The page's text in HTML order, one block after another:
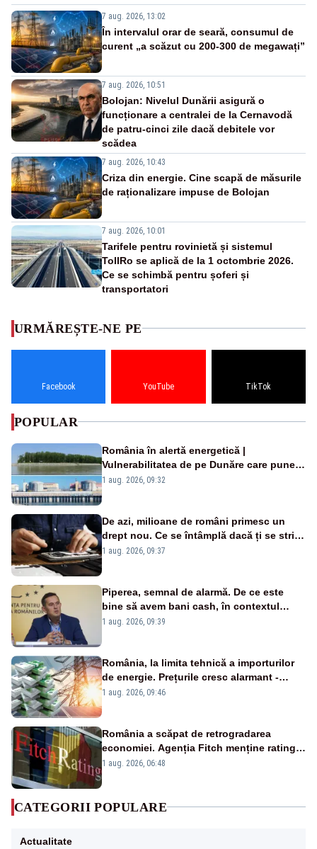
7 aug. 2026, 13:02
În intervalul orar de seară, consumul de
curent „a scăzut cu 200-300 de megawați”
7 aug. 2026, 10:51
Bolojan: Nivelul Dunării asigură o
funcționare a centralei de la Cernavodă
de patru-cinci zile dacă debitele vor
scădea
7 aug. 2026, 10:43
Criza din energie. Cine scapă de măsurile
de raționalizare impuse de Bolojan
7 aug. 2026, 10:01
Tarifele pentru rovinietă și sistemul
TollRo se aplică de la 1 octombrie 2026.
Ce se schimbă pentru șoferi și
transportatori
URMĂREȘTE-NE PE
Facebook YouTube TikTok
POPULAR
România în alertă energetică |
Vulnerabilitatea de pe Dunăre care pune
în pericol Centrala Cernavodă era
1 aug. 2026, 09:32
De azi, milioane de români primesc un
drept nou. Ce se întâmplă dacă ți se strică
un produs
1 aug. 2026, 09:37
Piperea, semnal de alarmă. De ce este
bine să avem bani cash, în contextul
alertei energetice?
1 aug. 2026, 09:39
România, la limita tehnică a importurilor
de energie. Prețurile cresc alarmant -
Analiză Realitatea Plus
1 aug. 2026, 09:46
România a scăpat de retrogradarea
economiei. Agenția Fitch menține ratingul
„BBB-” cu perspectivă negativă
1 aug. 2026, 06:48
CATEGORII POPULARE
Actualitate